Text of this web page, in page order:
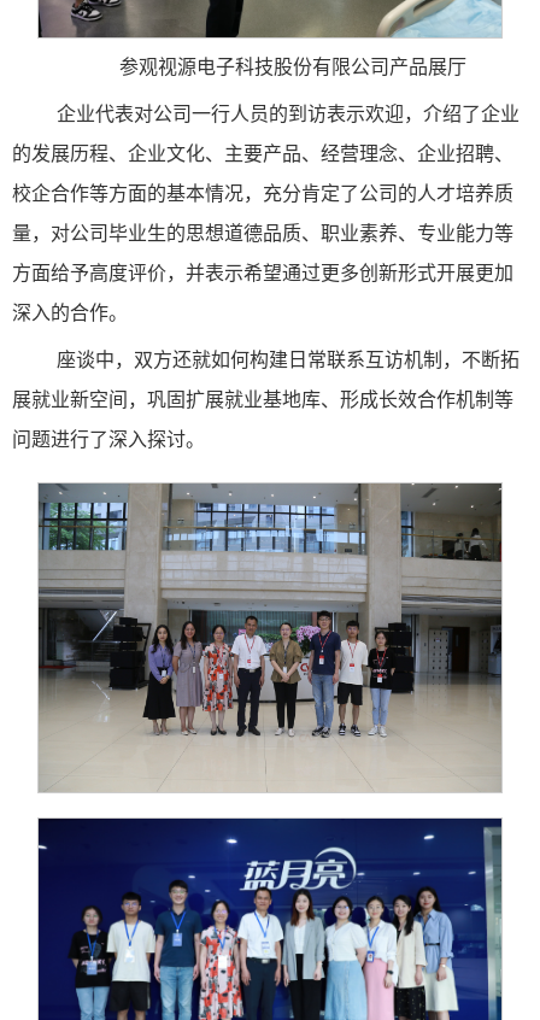
参观视源电子科技股份有限公司产品展厅
企业代表对公司一行人员的到访表示欢迎，介绍了企业
的发展历程、企业文化、主要产品、经营理念、企业招聘、
校企合作等方面的基本情况，充分肯定了公司的人才培养质
量，对公司毕业生的思想道德品质、职业素养、专业能力等
方面给予高度评价，并表示希望通过更多创新形式开展更加
深入的合作。
座谈中，双方还就如何构建日常联系互访机制，不断拓
展就业新空间，巩固扩展就业基地库、形成长效合作机制等
问题进行了深入探讨。